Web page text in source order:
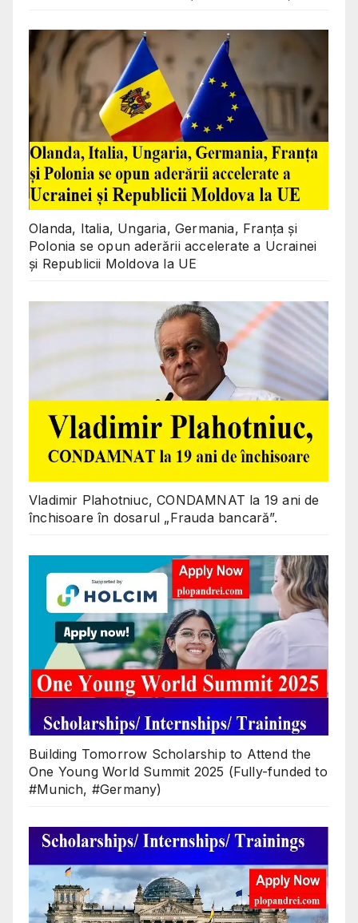
Olanda, Italia, Ungaria, Germania, Franța și
Polonia se opun aderării accelerate a Ucrainei
și Republicii Moldova la UE
Vladimir Plahotniuc, CONDAMNAT la 19 ani de
închisoare în dosarul „Frauda bancară”.
Building Tomorrow Scholarship to Attend the
One Young World Summit 2025 (Fully-funded to
#Munich, #Germany)